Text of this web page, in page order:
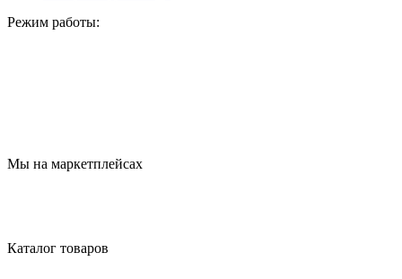
Режим работы:
Мы на маркетплейсах
Каталог товаров